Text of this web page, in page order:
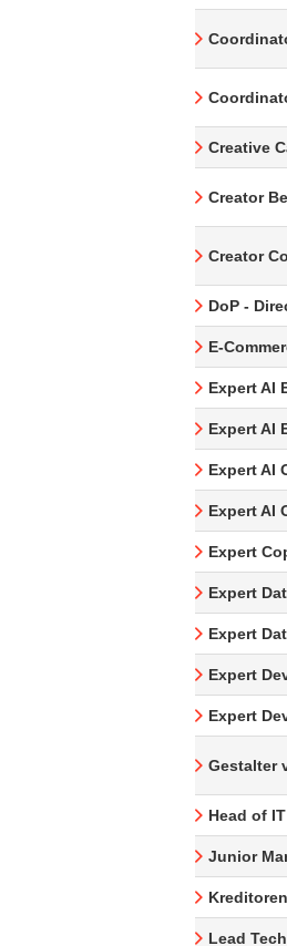
Creative
Creator
Creator
DoP -
E-
Expert AI
Expert AI
Expert AI
Expert AI
Expert
Expert
Expert
Expert
Expert
Gestalter
Head of
Junior
Lead